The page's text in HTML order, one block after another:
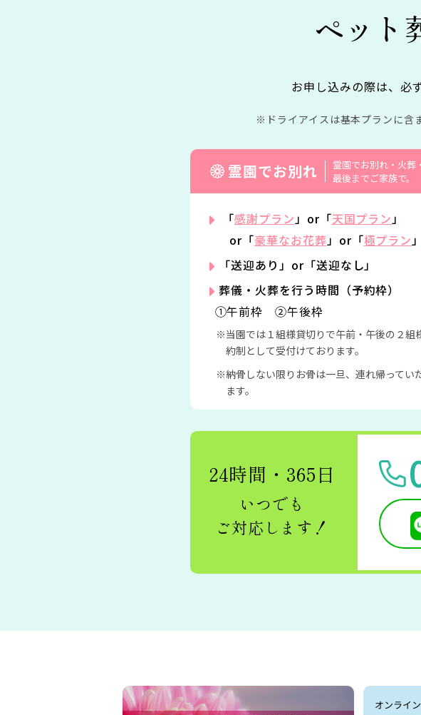
ペット
お申し込みの際は、必
ドライアイスは基本プランに含
霊園でお別れ
霊園でお別れ・火葬
最後までご家族で。
「感謝プラン」or「天国プラン」
or「豪華なお花葬」or「極プラン」
「送迎あり」or「送迎なし」
葬儀・火葬を行う時間（予約枠）
①午前枠 ②午後枠
当園では１組様貸切りで午前・午後の２組
約制として受付けております。
納骨しない限りお骨は一旦、連れ帰ってい
ます。
24時間・365日
いつでも
ご対応します！